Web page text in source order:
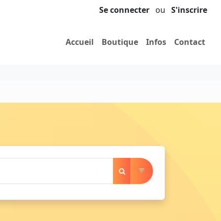
Se connecter ou S'inscrire
Accueil Boutique Infos Contact